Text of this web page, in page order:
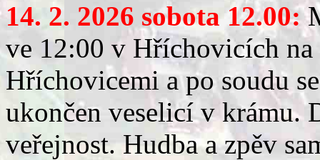
14. 2. 2026 sobota 12.00:
ve 12:00 v Hříchovicích
Hříchovicemi a po soudu
ukončen veselicí v krámu.
veřejnost. Hudba a zpěv